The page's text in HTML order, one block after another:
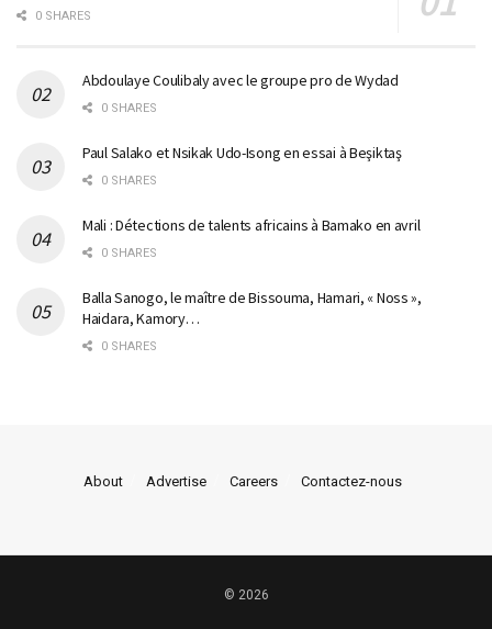
0 SHARES
Abdoulaye Coulibaly avec le groupe pro de Wydad
0 SHARES
Paul Salako et Nsikak Udo-Isong en essai à Beşiktaş
0 SHARES
Mali : Détections de talents africains à Bamako en avril
0 SHARES
Balla Sanogo, le maître de Bissouma, Hamari, « Noss »,
Haidara, Kamory…
0 SHARES
About Advertise Careers Contactez-nous
© 2026